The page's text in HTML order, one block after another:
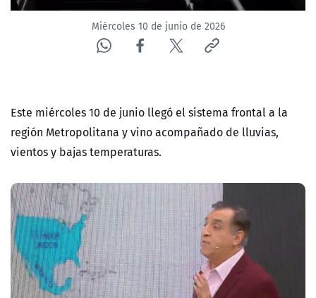
CORPORATIVO Y TRANSPARENCIA
CANAL DE DENUNCIAS
Miércoles 10 de junio de 2026
Este miércoles 10 de junio llegó el sistema frontal a la
región Metropolitana y vino acompañado de lluvias,
vientos y bajas temperaturas.